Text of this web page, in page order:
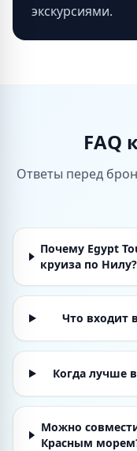
экскурсиями.
FAQ
Ответы перед
Почему Egypt
круиза по Нилу?
Что входит
Когда лучше
Можно
Красным